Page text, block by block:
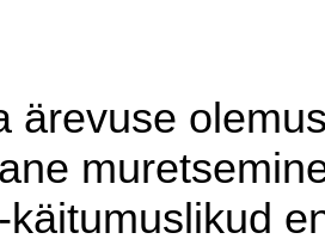
ärevuse
käitumuslikud